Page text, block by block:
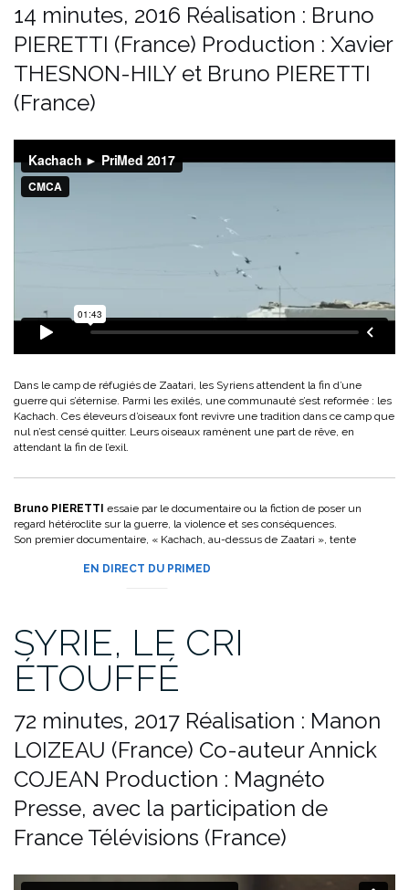
14 minutes, 2016 Réalisation : Bruno
PIERETTI (France) Production : Xavier
THESNON-HILY et Bruno PIERETTI
(France)
Dans le camp de réfugiés de Zaatari, les Syriens attendent la fin d’une
guerre qui s’éternise. Parmi les exilés, une communauté s’est reformée : les
Kachach. Ces éleveurs d’oiseaux font revivre une tradition dans ce camp que
nul n’est censé quitter. Leurs oiseaux ramènent une part de rêve, en
attendant la fin de l’exil.
Bruno PIERETTI essaie par le documentaire ou la fiction de poser un
regard hétéroclite sur la guerre, la violence et ses conséquences.
Son premier documentaire, « Kachach, au-dessus de Zaatari », tente
EN DIRECT DU PRIMED
SYRIE, LE CRI
ÉTOUFFÉ
72 minutes, 2017 Réalisation : Manon
LOIZEAU (France) Co-auteur Annick
COJEAN Production : Magnéto
Presse, avec la participation de
France Télévisions (France)